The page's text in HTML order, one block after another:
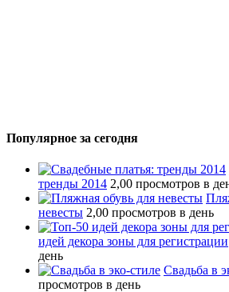
Популярное за сегодня
тренды 2014 2,00 просмотров в
невесты 2,00 просмотров в день
идей декора зоны для регистрации
день
Свадьба в
просмотров в день